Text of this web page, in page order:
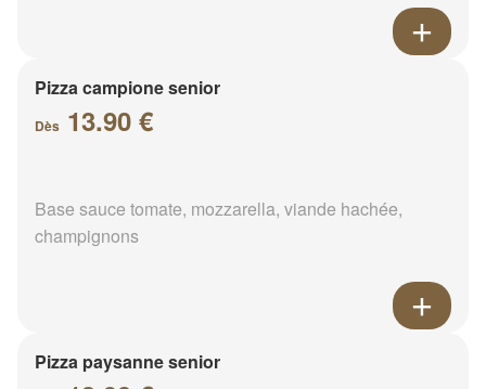
Pizza campione senior
Dès 13.90 €
Base sauce tomate, mozzarella, viande hachée,
champignons
Pizza paysanne senior